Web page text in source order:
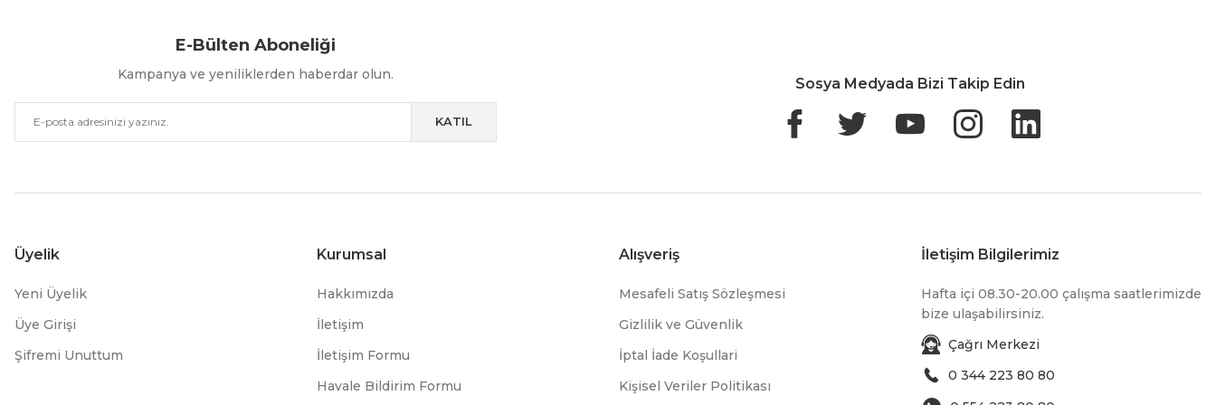
E-Bülten Aboneliği
Kampanya ve yeniliklerden haberdar olun.
KATIL
Sosya Medyada Bizi Takip Edin
Üyelik
Yeni Üyelik
Üye Girişi
Şifremi Unuttum
Kurumsal
Hakkımızda
İletişim
İletişim Formu
Havale Bildirim Formu
Alışveriş
Mesafeli Satış Sözleşmesi
Gizlilik ve Güvenlik
İptal İade Koşullari
Kişisel Veriler Politikası
İletişim Bilgilerimiz
Hafta içi 08.30-20.00 çalışma saatlerimizde
bize ulaşabilirsiniz.
Çağrı Merkezi
0 344 223 80 80